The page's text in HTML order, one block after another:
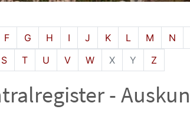
F G H I J K L M N
S T U V W X Y Z
-